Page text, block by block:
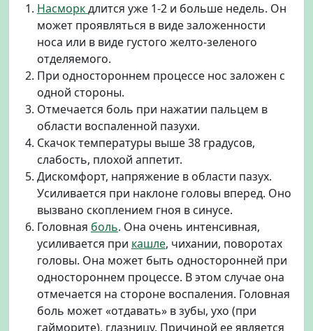
Насморкдлится уже 1-2 и больше недель. Он
может проявляться в виде заложенности
носа или в виде густого желто-зеленого
отделяемого.
При одностороннем процессе нос заложен с
одной стороны.
Отмечается боль при нажатии пальцем в
области воспаленной пазухи.
Скачок температуры выше 38 градусов,
слабость, плохой аппетит.
Дискомфорт, напряжение в области пазух.
Усиливается при наклоне головы вперед. Оно
вызвано скоплением гноя в синусе.
Головная боль. Она очень интенсивная,
усиливается при кашле, чихании, поворотах
головы. Она может быть односторонней при
одностороннем процессе. В этом случае она
отмечается на стороне воспаления. Головная
боль может «отдавать» в зубы, ухо (при
гайморите), глазницу. Причиной ее является